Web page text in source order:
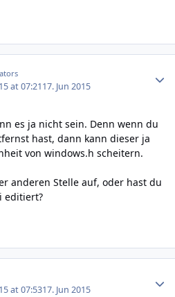
at 07:2117. Jun 2015
es ja nicht sein. Denn wenn du
hast, dann kann dieser ja
von windows.h scheitern.
anderen Stelle auf, oder hast du
editiert?
at 07:5317. Jun 2015